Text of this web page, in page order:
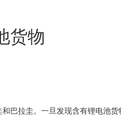
货物
巴拉圭。一旦发现含有锂电池货